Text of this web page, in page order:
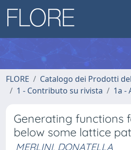
FLORE
Catalogo dei Prodotti
1 - Contributo su rivista
1a -
Generating functions
below some lattice
MERLINI, DONATELLA